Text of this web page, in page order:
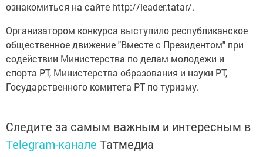
ознакомиться на сайте http://leader.tatar/.
Организатором конкурса выступило республиканское
общественное движение "Вместе с Президентом" при
содействии Министерства по делам молодежи и
спорта РТ, Министерства образования и науки РТ,
Государственного комитета РТ по туризму.
Следите за самым важным и интересным в
Telegram-канале Татмедиа